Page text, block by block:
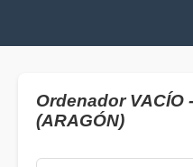
Ordenador VACÍO
(ARAGÓN)